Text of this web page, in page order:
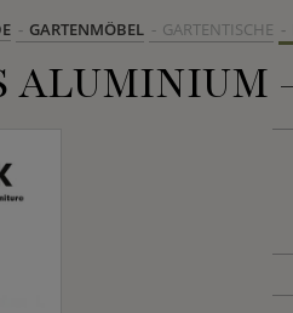
GARTENMÖBEL GARTENTISCHE
ALUMINIUM -